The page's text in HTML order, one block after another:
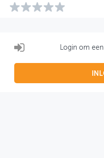
Login om